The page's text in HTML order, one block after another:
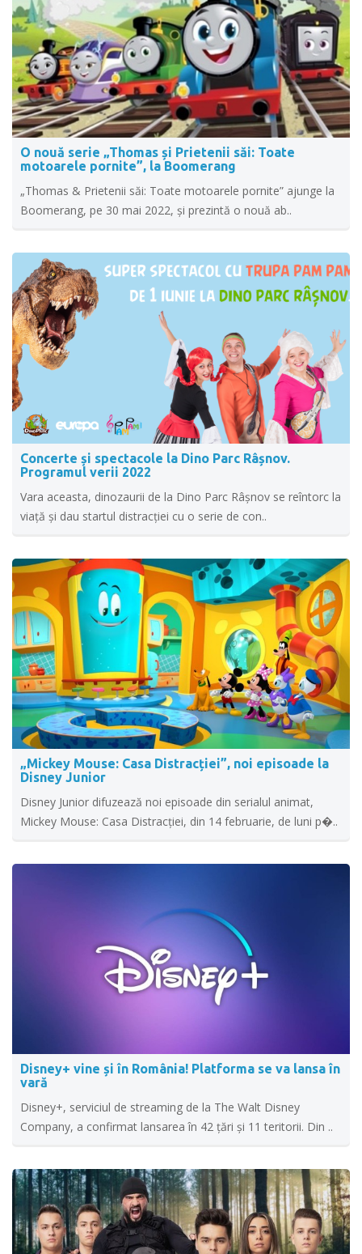
O nouă serie „Thomas și Prietenii săi: Toate
motoarele pornite”, la Boomerang
„Thomas & Prietenii săi: Toate motoarele pornite” ajunge la
Boomerang, pe 30 mai 2022, și prezintă o nouă ab..
Concerte și spectacole la Dino Parc Râșnov.
Programul verii 2022
Vara aceasta, dinozaurii de la Dino Parc Râșnov se reîntorc la
viață și dau startul distracției cu o serie de con..
„Mickey Mouse: Casa Distracției”, noi episoade la
Disney Junior
Disney Junior difuzează noi episoade din serialul animat,
Mickey Mouse: Casa Distracției, din 14 februarie, de luni p�..
Disney+ vine și în România! Platforma se va lansa în
vară
Disney+, serviciul de streaming de la The Walt Disney
Company, a confirmat lansarea în 42 țări și 11 teritorii. Din ..